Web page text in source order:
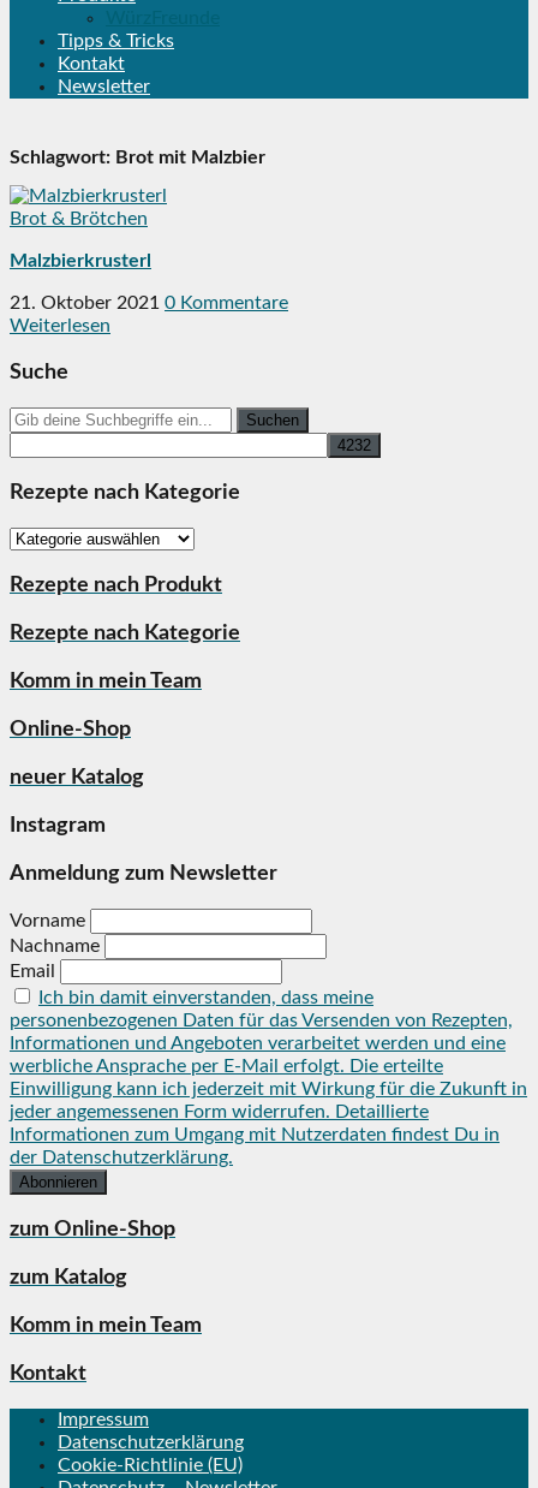
Tipps & Tricks
Kontakt
Newsletter
Schlagwort: Brot mit Malzbier
Brot & Brötchen
Malzbierkrusterl
21. Oktober 2021 0 Kommentare
Weiterlesen
Suche
Search
for:
Rezepte nach Kategorie
Rezepte
Kategorie
Rezepte nach Produkt
Rezepte nach Kategorie
Komm in mein Team
Online-Shop
neuer Katalog
Instagram
Anmeldung zum Newsletter
Vorname
Nachname
Email
Ich bin damit einverstanden, dass meine
personenbezogenen Daten für das Versenden von Rezepten,
Informationen und Angeboten verarbeitet werden und eine
werbliche Ansprache per E-Mail erfolgt. Die erteilte
Einwilligung kann ich jederzeit mit Wirkung für die Zukunft in
jeder angemessenen Form widerrufen. Detaillierte
Informationen zum Umgang mit Nutzerdaten findest Du in
der Datenschutzerklärung.
zum Online-Shop
zum Katalog
Komm in mein Team
Kontakt
Impressum
Datenschutzerklärung
Cookie-Richtlinie (EU)